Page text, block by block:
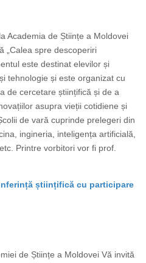
Academia de Științe a Moldovei
„Calea spre descoperiri
este destinat elevilor și
tehnologie și este organizat cu
de cercetare științifică și de a
asupra vieții cotidiene și
de vară cuprinde prelegeri din
ingineria, inteligența artificială,
Printre vorbitori vor fi prof.
științifică cu participare
de Științe a Moldovei Vă invită